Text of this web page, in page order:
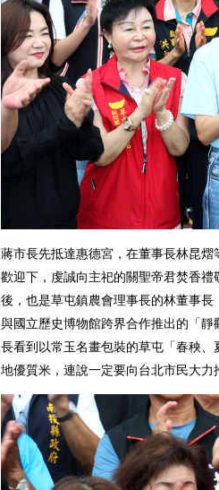
蔣市長先抵達惠德宮，在董事長林昆
歡迎下，虔誠向主祀的關聖帝君焚香
後，也是草屯鎮農會理事長的林董事
與國立歷史博物館跨界合作推出的「
長看到以常玉名畫包裝的草屯「春秧、
地優質米，連說一定要向台北市民大力